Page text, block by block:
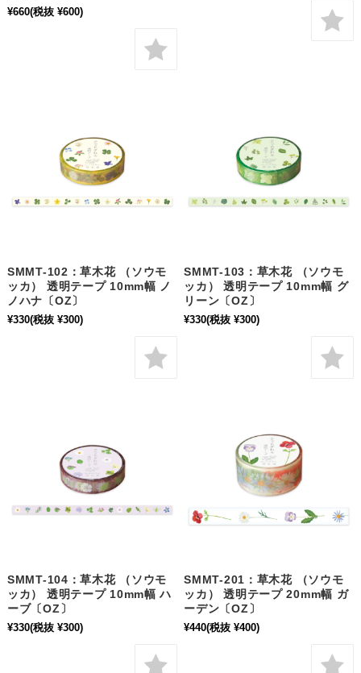
¥660(税抜 ¥600)
SMMT-102：草木花 （ソウモ
ッカ） 透明テープ 10mm幅 ノ
ノハナ〔OZ〕
¥330(税抜 ¥300)
SMMT-103：草木花 （ソウモ
ッカ） 透明テープ 10mm幅 グ
リーン〔OZ〕
¥330(税抜 ¥300)
SMMT-104：草木花 （ソウモ
ッカ） 透明テープ 10mm幅 ハ
ーブ〔OZ〕
¥330(税抜 ¥300)
SMMT-201：草木花 （ソウモ
ッカ） 透明テープ 20mm幅 ガ
ーデン〔OZ〕
¥440(税抜 ¥400)